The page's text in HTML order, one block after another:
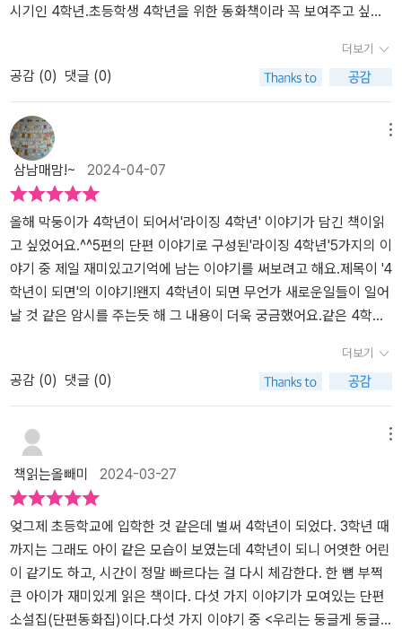
은 편이지만, 글자 크기가 크고 읽기 편한 레이아웃에 귀엽고 발랄한
켜 농담 삼아 (천)4학년이라는 말을 한다고 한다. 그만큼 저학년 동생
들에게는 모범이 되고, 스스로 할 수 있는 일이 늘어나며, 적극적이고
호응도도 높은 '천사'같은 학년이라는 뜻이다. 세상의 모든 4학년 아
이들이 이 책을 읽어보면 좋을 것 같다고 생각해 본다. 작가의 말을 읽
어 보니, 곧 <레벨 업 5학년>이라는 5학년들을 대상으로 하는 작품도
나올 것 같다. 이번 작품에 등장했던 어린이가 5학년이 되어 맞이하
게 되는 에피소드도 수록된다고 하니 궁금해진다. 아이들이 성장하는
속도는 저마다 다르겠지만, 각자의 방식으로 조금씩 하나의 문턱을
넘어간다고 생각한다. 아직은 실수도 하고, 실패도 하고, 부족한 것들
이 더 많지만, 그것조차 이 나이에 겪을 수 있는 꼭 필요한 과정이니
괜찮다. 더 즐거운 학교 생활이 될 수 있도록, 이 책을 적극 추천해주
고 싶다. *출판사로부터 도서를 제공받아 주관적으로 작성한 리뷰입
시기인 4학년.초등학생 4학년을 위한 동화책이라 꼭 보여주고 싶었
는 지구를 정복하지 않아 | 문이소우리는 둥글게 둥글게 | 이나영너는
나의 우렁 | 채은하 ​다섯 작가님의 다섯가지 4학년 또래의 이야기를
들어볼수있어요.그 중 아이가 재밌게 읽었던 [우주 브로콜리는 지구
를 정복하지 않아]를 소개해드리겠습니다.4학년 같은 반 친구인 영혜
와 이랑은 캣 초딩입니다.길 고양이들의 밥을 챙겨주고 돌봐주고 있
어요.그런데 두 친구는 츄르를 챙겨주자, 북어채만으로 충분하다..서
로의 의견을 나누다 작은 다툼이 있었고,어색한 사이가 되어버렸지
요.그래서 이랑은 혼자서 길고양이를 챙겨주러 나왔다가아주 이상한
것을 발견했어요.바로 차우주트 행성에서 온 외계 문명 탐험가 콜리
를 만났지요.지구에 온 이유는 우정을 나눌 행성을 찾기 위해서라고
합니다.이랑은 학교 숙제로 강남콩을 키우고 있었고, 죽어버린 강남
콩을 대신해새싹처럼 생긴 콜리를 데리고 학교로 향합니다.근데 콜리
았기에 가만히 있지 못하고 학교를 배회하기 시작하며 친구인 혜영이
와 준수에게 발칵되버립니다.과연 이들에게 무슨일이 벌어지게 될까
요?​다섯가지 이야기 모두 참 흥미롭고 공감 할수있는 이야기로 구성
되어있고생각지도 못한 이야기로 상상력과 창의력도 자극시켜주는것
같아요.'나도 생존수영 했었는데, 마니또할때 그랬었는데, 왜 이걸로
싸우지? 만약에 나라면..?나도 콜리 만나보고싶다... '이야기가 끝날때
마다 저에게 들려주는 이야기와 생각이 참 많았어요.어리숙했던 1,2
학년과 달리 4학년이라는 학년은 생각도 많아지고 교우 관계도 깊어
지는 시기인것같아요.그래서 책속에 등장하는 또래 친구를 보며 자신
에 대해서 생각해볼수있고, 타인에 대한 이해와 배려그리고 문제해결
방법, 가치관 형성도 올바르게 자랄수있을것같습니다.무엇보다 너를
이해하고 잘할수있다라는 용기와 응원이 가득 담긴 <라이징 4학년>
더보기
공감 (0) 댓글 (0)
삼남매맘!~ 2024-04-07
올해 막둥이가 4학년이 되어서'라이징 4학년' 이야기가 담긴 책이읽
고 싶었어요.^^5편의 단편 이야기로 구성된'라이징 4학년'5가지의 이
야기 중 제일 재미있고기억에 남는 이야기를 써보려고 해요.제목이 '4
학년이 되면'의 이야기!왠지 4학년이 되면 무언가 새로운일들이 일어
날 것 같은 암시를 주는듯 해 그 내용이 더욱 궁금했어요.같은 4학년
을 바라는 아이...태어날 때부터 인공지능이 지배하는미래의 삶을 미
리 지켜보는 듯한 이야기!생일날이 되면 '탈옥' 어플을 다운받아제일
먼저 '사랑 제한 모드'를 풀고싶었던 아이는 모드를 풀자마자 평소친
구로만 보이던 남자아이가 유독다르게 보이고 조금씩 좋아하는 마음
이싹트게 됩니다.그런 자신의 모습을 보고 자기도 다른친구들처럼 어
른이 된 것 같은 느낌이드는 아이는 색다른 경험을 하며한층 더 성장
해 갑니다!~^^해당 출판사로부터 도서를 제공받았습니다.
더보기
공감 (0) 댓글 (0)
책읽는올빼미 2024-03-27
엊그제 초등학교에 입학한 것 같은데 벌써 4학년이 되었다. 3학년 때
까지는 그래도 아이 같은 모습이 보였는데 4학년이 되니 어엿한 어린
이 같기도 하고, 시간이 정말 빠르다는 걸 다시 체감한다. 한 뼘 부쩍
큰 아이가 재미있게 읽은 책이다. 다섯 가지 이야기가 모여있는 단편
소설집(단편동화집)이다.​다섯 가지 이야기 중 <우리는 둥글게 둥글